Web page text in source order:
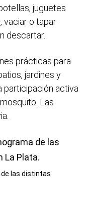
juguetes
vaciar o tapar
descartar.
prácticas para
jardines y
participación activa
Las
de las distintas